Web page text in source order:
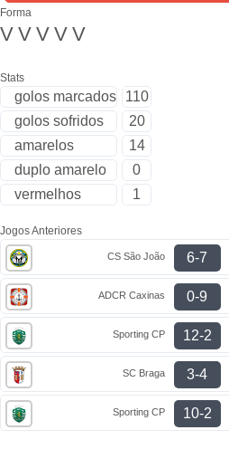
Forma
V V V V V
Stats
golos marcados
110
golos sofridos
20
amarelos
14
duplo amarelo
0
vermelhos
1
Jogos Anteriores
CS São João 6-7
ADCR Caxinas 0-9
Sporting CP 12-2
SC Braga 3-4
Sporting CP 10-2